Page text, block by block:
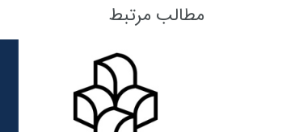
مطالب مرتبط
معرفی کتاب های حقوقی
1+